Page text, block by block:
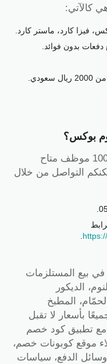
كالآتي:
فيزا كارد، ماستر كارد.
بدون فوائد.
بوكس؟
يوفّر متجر هوم بوكس ما يزيد عن 1000 موظف متاح
كما يُمكنكم التواصل من خلال
.
بيع المستلزمات
الديكور
المطبخ
بأسعار لا تقبل
مع تطبيق كود خصم
لعملاء موقع كوبونات خصم،
الدفع، سياسات